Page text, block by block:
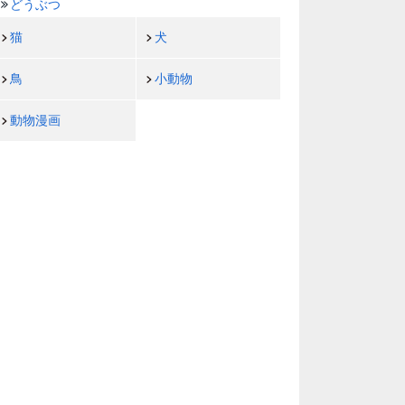
どうぶつ
猫 犬
鳥 小動物
動物漫画